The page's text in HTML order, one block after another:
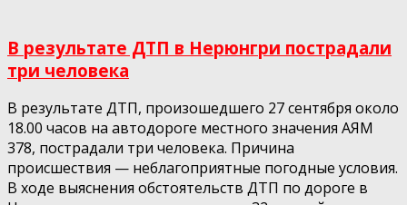
В результате ДТП в Нерюнгри пострадали
три человека
В результате ДТП, произошедшего 27 сентября около
18.00 часов на автодороге местного значения АЯМ
378, пострадали три человека. Причина
происшествия — неблагоприятные погодные условия.
В ходе выяснения обстоятельств ДТП по дороге в